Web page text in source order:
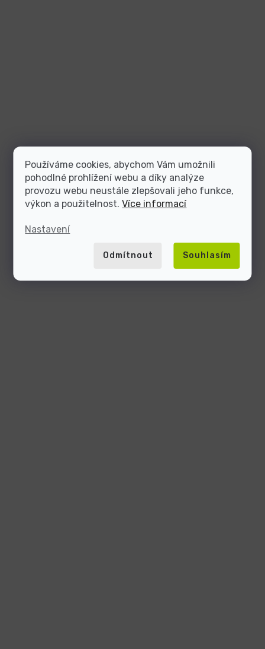
Používáme cookies, abychom Vám umožnili
pohodlné prohlížení webu a díky analýze
provozu webu neustále zlepšovali jeho funkce,
výkon a použitelnost.Více informací
Nastavení
Odmítnout Souhlasím